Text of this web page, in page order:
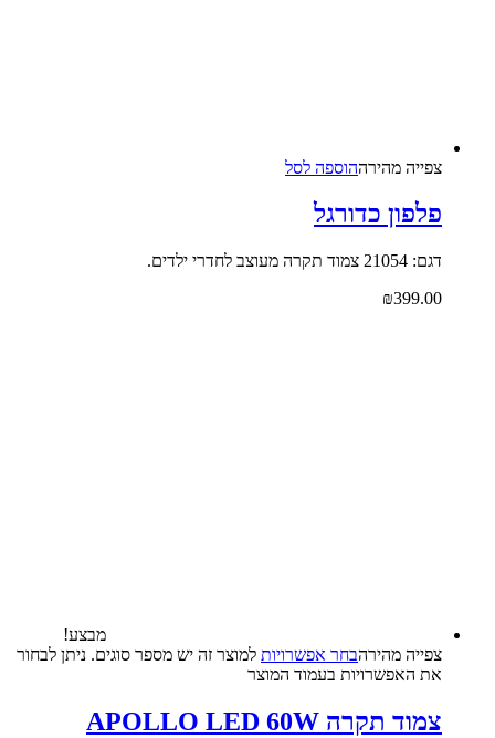
צפייה‬ ‫מהירה‬הוספה לסל
פלפון כדורגל
דגם: 21054 צמוד תקרה מעוצב לחדרי ילדים.
₪399.00
מבצע!
צפייה‬ ‫מהירה‬בחר אפשרויות למוצר זה יש מספר סוגים. ניתן לבחור
את האפשרויות בעמוד המוצר
צמוד תקרה APOLLO LED 60W